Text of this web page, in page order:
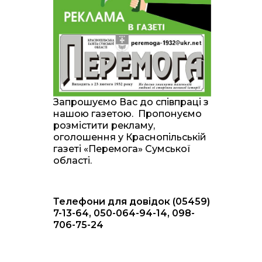
20:00
28 лип
Житлові сертифікати,
підготовка до зими та
підтримка ВПО: підсумки
засідання виконкому
Краснопільської
селищної ради
10:36
28 лип
Валентина Масалітіна:
«Нас тримає віра в
Перемогу і повернення
додому»
10:31
28 лип
Знову біль… Знову
втрата… На щиті
16:57
24 лип
Обмежено придатний,
але безмежно
вмотивований: Як
колишній лісівник став
Запрошуємо Вас до співпраці з
нашою газетою. Пропонуємо
розмістити рекламу,
оголошення у Краснопільській
газеті «Перемога» Сумської
області.
Телефони для довідок (05459)
7-13-64, 050-064-94-14, 098-
706-75-24